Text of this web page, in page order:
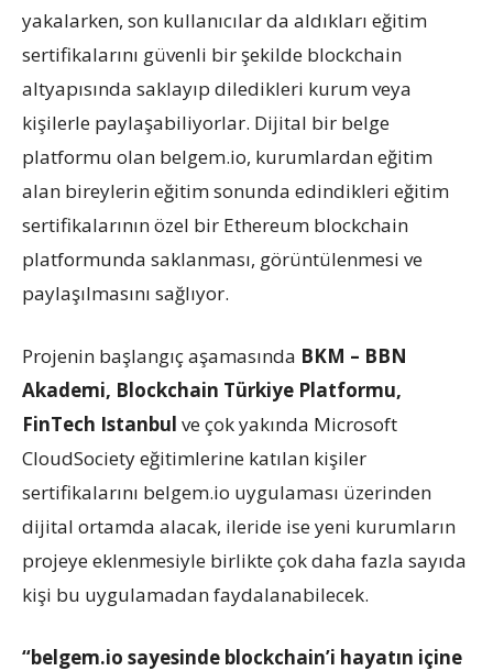
yakalarken, son kullanıcılar da aldıkları eğitim
sertifikalarını güvenli bir şekilde blockchain
altyapısında saklayıp diledikleri kurum veya
kişilerle paylaşabiliyorlar. Dijital bir belge
platformu olan belgem.io, kurumlardan eğitim
alan bireylerin eğitim sonunda edindikleri eğitim
sertifikalarının özel bir Ethereum blockchain
platformunda saklanması, görüntülenmesi ve
paylaşılmasını sağlıyor.
Projenin başlangıç aşamasında BKM – BBN
Akademi, Blockchain Türkiye Platformu,
FinTech Istanbul ve çok yakında Microsoft
CloudSociety eğitimlerine katılan kişiler
sertifikalarını belgem.io uygulaması üzerinden
dijital ortamda alacak, ileride ise yeni kurumların
projeye eklenmesiyle birlikte çok daha fazla sayıda
kişi bu uygulamadan faydalanabilecek.
“belgem.io sayesinde blockchain’i hayatın içine